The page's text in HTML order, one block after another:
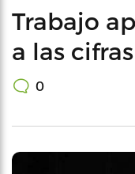
Trabajo
a las
0